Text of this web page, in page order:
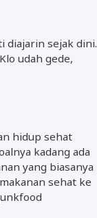
diajarin sejak dini.
udah gede,
hidup sehat
kadang ada
yang biasanya
sehat ke